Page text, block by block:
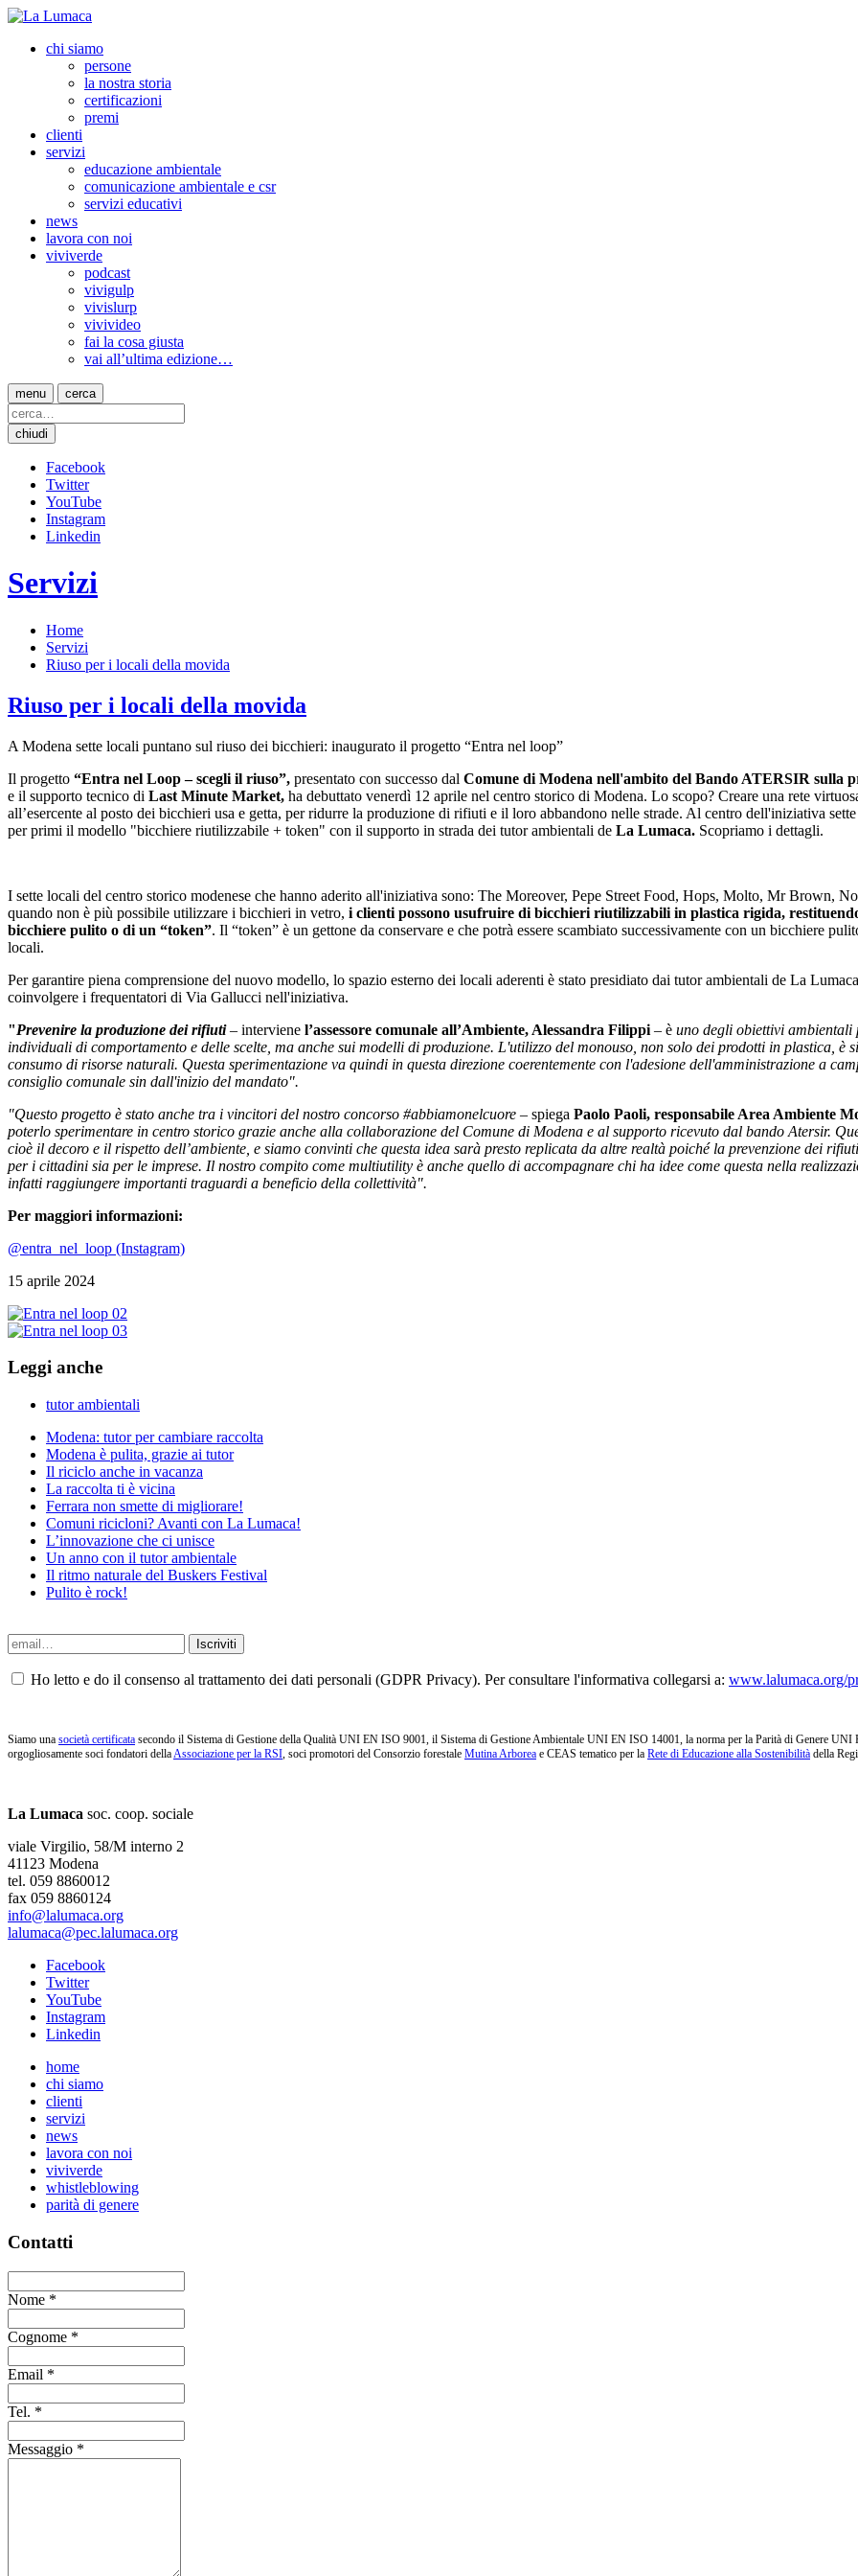
chi siamo
persone
la nostra storia
certificazioni
premi
clienti
servizi
educazione ambientale
comunicazione ambientale e csr
servizi educativi
news
lavora con noi
viviverde
podcast
vivigulp
vivislurp
vivivideo
fai la cosa giusta
vai all’ultima edizione…
menu cerca
chiudi
Facebook
Twitter
YouTube
Instagram
Linkedin
Servizi
Home
Servizi
Riuso per i locali della movida
Riuso per i locali della movida
A Modena sette locali puntano sul riuso dei bicchieri: inaugurato il progetto “Entra nel loop”
Il progetto “Entra nel Loop – scegli il riuso”, presentato con successo dal Comune di Modena nell'ambito del Bando ATERSIR sulla
e il supporto tecnico di Last Minute Market, ha debuttato venerdì 12 aprile nel centro storico di Modena. Lo scopo? Creare una rete
all’esercente al posto dei bicchieri usa e getta, per ridurre la produzione di rifiuti e il loro abbandono nelle strade. Al centro dell'iniziativa
per primi il modello "bicchiere riutilizzabile + token" con il supporto in strada dei tutor ambientali de La Lumaca. Scopriamo i dettagli.
I sette locali del centro storico modenese che hanno aderito all'iniziativa sono: The Moreover, Pepe Street Food, Hops, Molto, Mr Brown,
quando non è più possibile utilizzare i bicchieri in vetro, i clienti possono usufruire di bicchieri riutilizzabili in plastica rigida,
bicchiere pulito o di un “token”. Il “token” è un gettone da conservare e che potrà essere scambiato successivamente con un bicchiere
locali.
Per garantire piena comprensione del nuovo modello, lo spazio esterno dei locali aderenti è stato presidiato dai tutor ambientali de La
coinvolgere i frequentatori di Via Gallucci nell'iniziativa.
"Prevenire la produzione dei rifiuti – interviene l’assessore comunale all’Ambiente, Alessandra Filippi – è uno degli obiettivi ambientali
individuali di comportamento e delle scelte, ma anche sui modelli di produzione. L'utilizzo del monouso, non solo dei prodotti in plastica, è
consumo di risorse naturali. Questa sperimentazione va quindi in questa direzione coerentemente con l'adesione dell'amministrazione a
consiglio comunale sin dall'inizio del mandato".
"Questo progetto è stato anche tra i vincitori del nostro concorso #abbiamonelcuore – spiega Paolo Paoli, responsabile Area Ambiente
poterlo sperimentare in centro storico grazie anche alla collaborazione del Comune di Modena e al supporto ricevuto dal bando Atersir.
cioè il decoro e il rispetto dell’ambiente, e siamo convinti che questa idea sarà presto replicata da altre realtà poiché la prevenzione dei
per i cittadini sia per le imprese. Il nostro compito come multiutility è anche quello di accompagnare chi ha idee come questa nella
infatti raggiungere importanti traguardi a beneficio della collettività".
Per maggiori informazioni:
@entra_nel_loop (Instagram)
15 aprile 2024
Leggi anche
tutor ambientali
Modena: tutor per cambiare raccolta
Modena è pulita, grazie ai tutor
Il riciclo anche in vacanza
La raccolta ti è vicina
Ferrara non smette di migliorare!
Comuni ricicloni? Avanti con La Lumaca!
L’innovazione che ci unisce
Un anno con il tutor ambientale
Il ritmo naturale del Buskers Festival
Pulito è rock!
Ho letto e do il consenso al trattamento dei dati personali (GDPR Privacy). Per consultare l'informativa collegarsi a: www.lalumaca.org/
Siamo una società certificata secondo il Sistema di Gestione della Qualità UNI EN ISO 9001, il Sistema di Gestione Ambientale UNI EN ISO 14001, la norma per la Parità di Genere
orgogliosamente soci fondatori dellaAssociazione per la RSI, soci promotori del Consorzio forestale Mutina Arborea e CEAS tematico per la Rete di Educazione alla Sostenibilità della
La Lumaca soc. coop. sociale
viale Virgilio, 58/M interno 2
41123 Modena
tel. 059 8860012
fax 059 8860124
info@lalumaca.org
lalumaca@pec.lalumaca.org
Facebook
Twitter
YouTube
Instagram
Linkedin
home
chi siamo
clienti
servizi
news
lavora con noi
viviverde
whistleblowing
parità di genere
Contatti
Nome *
Cognome *
Email *
Tel. *
Messaggio *